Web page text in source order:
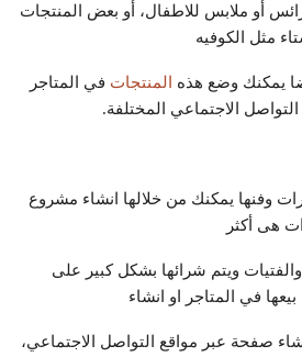
أو ملابس للاطفال، أو بعض المنتجات
مثل الكوفيه
يمكنك وضع هذه المنتجات في المتاجر
الاجتماعي المختلفة.
وفنها يمكنك من خلالها انشاء مشروع
هى أكثر
والفتيات ويتم شرائها بشكل كبير على
في المتاجر او انشاء
صفحة عبر مواقع التواصل الاجتماعي،